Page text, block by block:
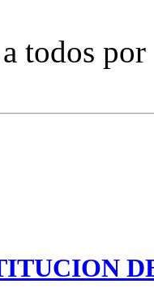
todos